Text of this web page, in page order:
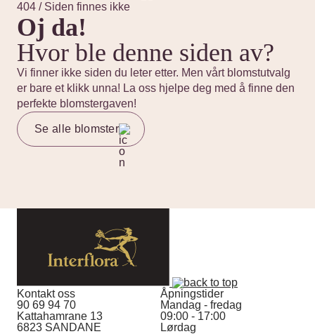
404 / Siden finnes ikke
Oj da!
Hvor ble denne siden av?
Vi finner ikke siden du leter etter. Men vårt blomstutvalg
er bare et klikk unna! La oss hjelpe deg med å finne den
perfekte blomstergaven!
Se alle blomster
Kontakt oss
90 69 94 70
Kattahamrane 13
6823 SANDANE
Åpningstider
Mandag - fredag
09:00 - 17:00
Lørdag